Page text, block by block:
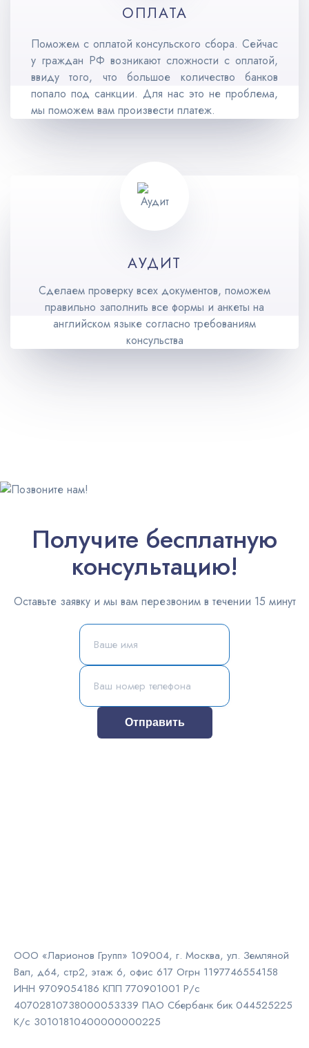
ОПЛАТА
Поможем с оплатой консульского сбора. Сейчас
у граждан РФ возникают сложности с оплатой,
ввиду того, что большое количество банков
попало под санкции. Для нас это не проблема,
мы поможем вам произвести платеж.
АУДИТ
Сделаем проверку всех документов, поможем
правильно заполнить все формы и анкеты на
английском языке согласно требованиям
консульства
Получите бесплатную
консультацию!
Оставьте заявку и мы вам перезвоним в течении 15 минут
Отправить
ООО «Ларионов Групп» 109004, г. Москва, ул. Земляной
Вал, д64, стр2, этаж 6, офис 617 Огрн 1197746554158
ИНН 9709054186 КПП 770901001 Р/с
40702810738000053339 ПАО Сбербанк бик 044525225
К/с 30101810400000000225